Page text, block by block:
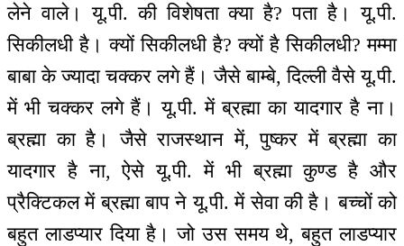
लेने वाले। यू.पी. की विशेषता क्या है? पता है। यू.पी.
सिकीलधी है। क्यों सिकीलधी है? क्यों है सिकीलधी? मम्मा
बाबा के ज्यादा चक्कर लगे हैं। जैसे बाम्बे, दिल्ली वैसे यू.पी.
में भी चक्कर लगे हैं। यू.पी. में ब्रह्मा का यादगार है ना।
ब्रह्मा का है। जैसे राजस्थान में, पुष्कर में ब्रह्मा का
यादगार है ना, ऐसे यू.पी. में भी ब्रह्मा कुण्ड है और
प्रैक्टिकल में ब्रह्मा बाप ने यू.पी. में सेवा की है। बच्चों को
बहुत लाडप्यार दिया है। जो उस समय थे, बहुत लाडप्यार